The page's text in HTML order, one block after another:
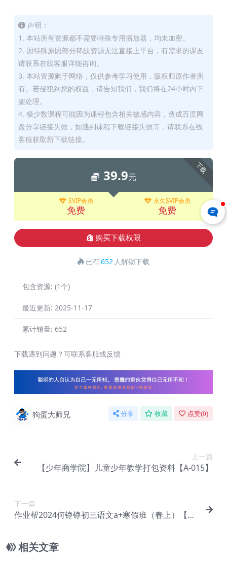
声明：
1. 本站所有资源都不需要特殊专用播放器，均未加密。
2. 因特殊原因部分稀缺资源无法直接上平台，有需求的课友
请联系在线客服详细咨询。
3. 本站资源购于网络，仅供参考学习使用，版权归原作者所
有。若侵犯到您的权益，请告知我们，我们将在24小时内下
架处理。
4. 极少数课程可能因为课程包含相关敏感内容，造成百度网
盘分享链接失效，如遇到课程下载链接失效等，请联系在线
客服获取新下载链接。
下载
39.9元
SVIP会员
免费
永久SVIP会员
免费
购买下载权限
已有652 人解锁下载
包含资源: (1个)
最近更新: 2025-11-17
累计销量: 652
下载遇到问题？可联系客服或反馈
狗蛋大师兄 分享 收藏 点赞(0)
上一篇
【少年商学院】儿童少年教学打包资料【A-015】
下一篇
作业帮2024何铮铮初三语文a+寒假班（春上）【D
相关文章